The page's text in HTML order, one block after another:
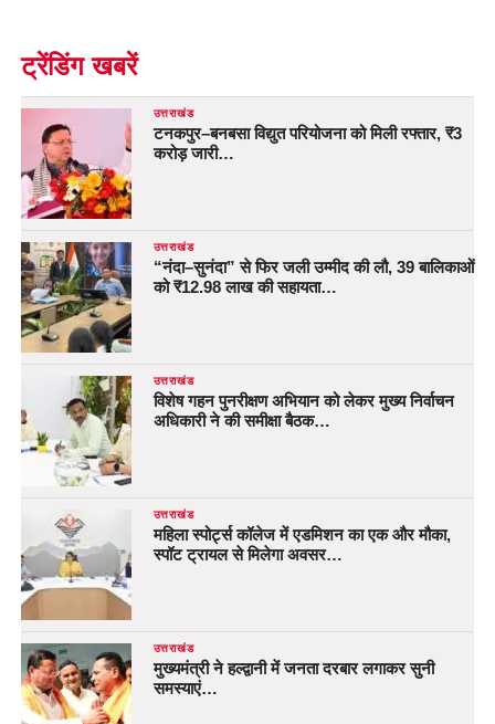
ट्रेंडिंग खबरें
उत्तराखंड
टनकपुर–बनबसा विद्युत परियोजना को मिली रफ्तार, ₹3
करोड़ जारी…
उत्तराखंड
“नंदा–सुनंदा” से फिर जली उम्मीद की लौ, 39 बालिकाओं
को ₹12.98 लाख की सहायता…
उत्तराखंड
विशेष गहन पुनरीक्षण अभियान को लेकर मुख्य निर्वाचन
अधिकारी ने की समीक्षा बैठक…
उत्तराखंड
महिला स्पोर्ट्स कॉलेज में एडमिशन का एक और मौका,
स्पॉट ट्रायल से मिलेगा अवसर…
उत्तराखंड
मुख्यमंत्री ने हल्द्वानी में जनता दरबार लगाकर सुनी
समस्याएं…